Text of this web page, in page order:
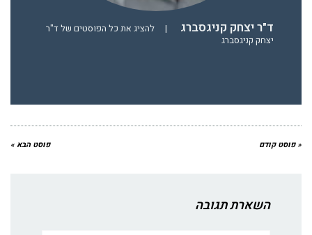
ד"ר יצחק קניגסברג |
להציג את כל הפוסטים של ד"ר
יצחק קניגסברג
« פוסט קודם פוסט הבא »
השארת תגובה